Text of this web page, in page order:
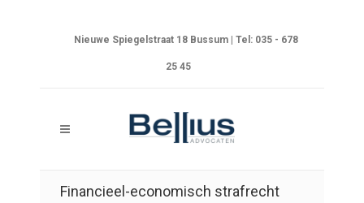
Nieuwe Spiegelstraat 18 Bussum | Tel: 035 - 678
25 45
Financieel-economisch strafrecht